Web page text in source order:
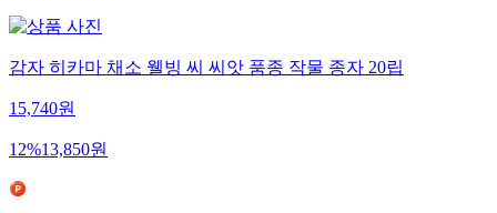
감자 히카마 채소 웰빙 씨 씨앗 품종 작물 종자 20립
15,740원
12%13,850원